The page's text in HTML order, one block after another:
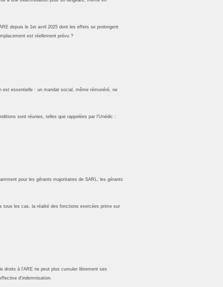
depuis le 1er avril 2025 dont les effets se prolongent
est réellement prévu ?
est essentielle : un mandat social, même rémunéré, ne
sont réunies, telles que rappelées par l'Unédic :
pour les gérants majoritaires de SARL, les gérants
tous les cas, la réalité des fonctions exercées prime sur
droits à l'ARE ne peut plus cumuler librement ses
d'indemnisation.